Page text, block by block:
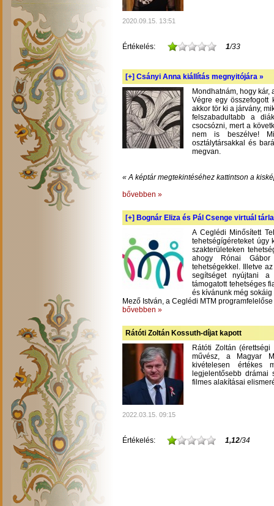
2020.09.15. 13:51
Értékelés: 1/33
[+] Csányi Anna kiállítás megnyitójára »
Mondhatnám, hogy kár,
Végre egy összefogott
akkor tör ki a járvány,
felszabadultabb a
csocsózni, mert a
nem is beszélve!
osztálytársakkal és
megvan.
« A képtár megtekintéséhez kattintson a
bővebben »
[+] Bognár Eliza és Pál Csenge virtuál
A Ceglédi Minősített
tehetségígéreteket úgy
szakterületeken
ahogy Rónai Gábor
tehetségekkel. Illetve
segítséget nyújtani a
támogatott tehetséges
és kívánunk még
Mező István, a Ceglédi MTM programfelelőse
bővebben »
Rátóti Zoltán Kossuth-díjat kapott
Rátóti Zoltán
művész, a Magyar
kivételesen értékes
legjelentősebb drámai
filmes alakításai
2022.03.15. 09:15
Értékelés: 1,12/34